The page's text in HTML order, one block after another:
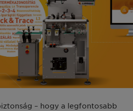
– hogy a legfontosabb